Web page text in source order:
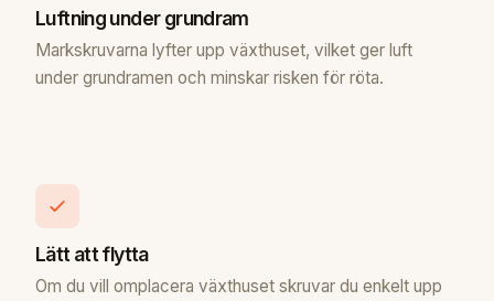
Luftning under grundram
Markskruvarna lyfter upp växthuset, vilket ger luft
under grundramen och minskar risken för röta.
Lätt att flytta
Om du vill omplacera växthuset skruvar du enkelt upp